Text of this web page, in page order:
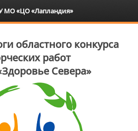
областного конкурса
работ
Севера»
МО «ЦО «Лапландия»